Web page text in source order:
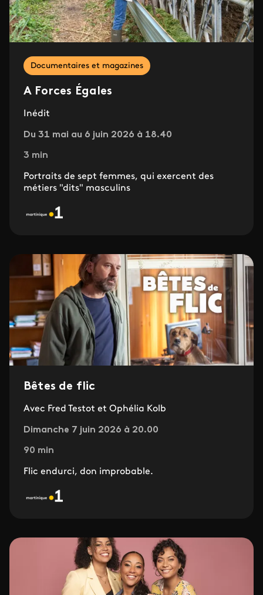
Documentaires et magazines
A Forces Égales
Inédit
Du 31 mai au 6 juin 2026 à 18.40
3 min
Portraits de sept femmes, qui exercent des
métiers "dits" masculins
Bêtes de flic
Avec Fred Testot et Ophélia Kolb
Dimanche 7 juin 2026 à 20.00
90 min
Flic endurci, don improbable.